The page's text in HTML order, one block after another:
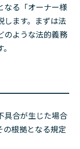
なる「オーナー様
します。まずは法
のような法的義務
具合が生じた場合
の根拠となる規定